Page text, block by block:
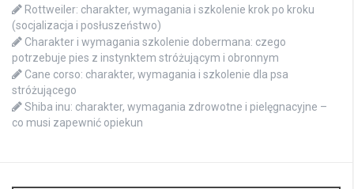
Rottweiler: charakter, wymagania i szkolenie krok po kroku
(socjalizacja i posłuszeństwo)
Charakter i wymagania szkolenie dobermana: czego
potrzebuje pies z instynktem stróżującym i obronnym
Cane corso: charakter, wymagania i szkolenie dla psa
stróżującego
Shiba inu: charakter, wymagania zdrowotne i pielęgnacyjne –
co musi zapewnić opiekun